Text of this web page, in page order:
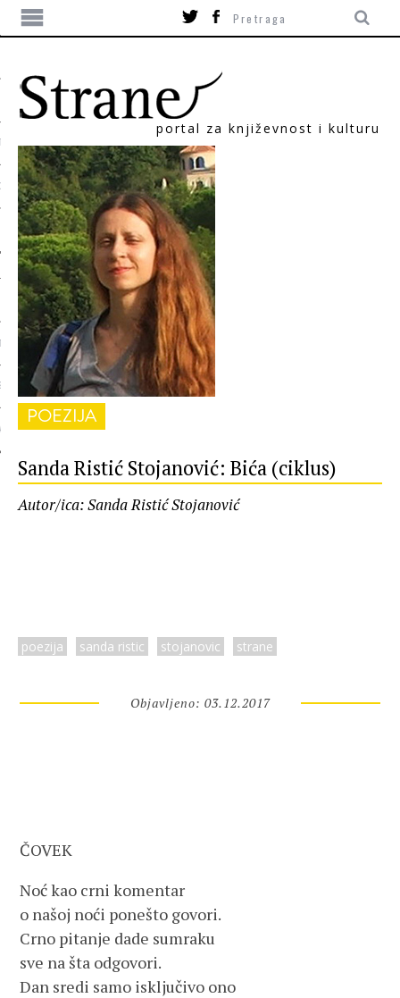
portal za književnost i kulturu
POEZIJA
Sanda Ristić Stojanović: Bića (ciklus)
Autor/ica: Sanda Ristić Stojanović
poezija sanda ristic stojanovic strane
Objavljeno: 03.12.2017
ČOVEK
Noć kao crni komentar
o našoj noći ponešto govori.
Crno pitanje dade sumraku
sve na šta odgovori.
Dan sredi samo isključivo ono